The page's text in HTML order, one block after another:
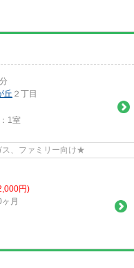
丘 ２丁目
1室
、ファミリー向け★
円)
月